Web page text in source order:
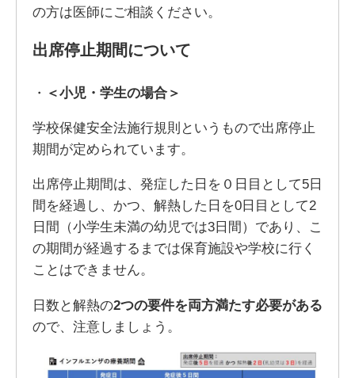
の方は医師にご相談ください。
出席停止期間について
・ ＜小児・学生の場合＞
学校保健安全法施行規則というもので出席停止
期間が定められています。
出席停止期間は、発症した日を０日目として5日
間を経過し、かつ、解熱した日を0日目として2
日間（小学生未満の幼児では3日間）であり、こ
の期間が経過するまでは保育施設や学校に行く
ことはできません。
日数と解熱の2つの要件を両方満たす必要がある
ので、注意しましょう。